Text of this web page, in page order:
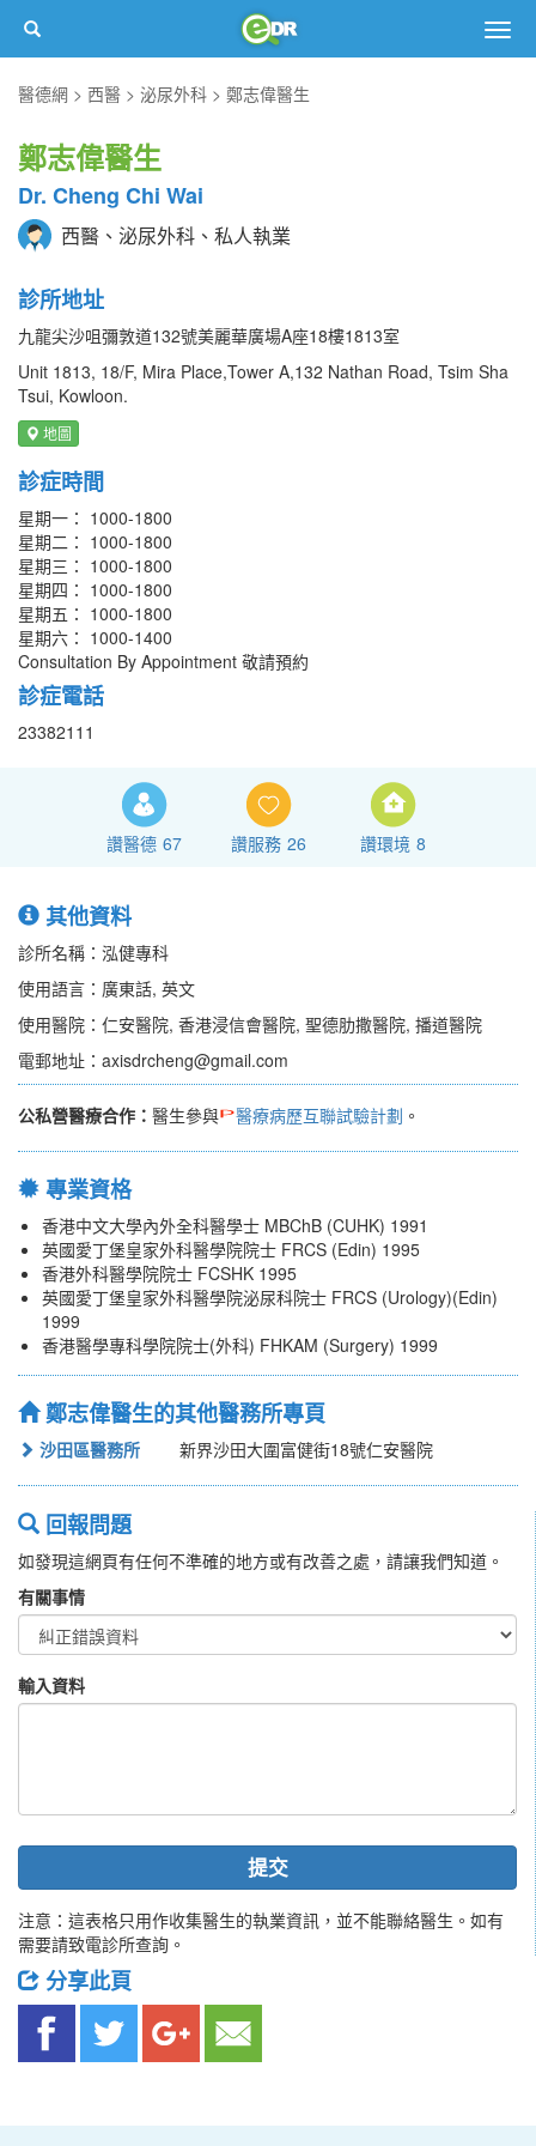
醫德網
西醫 泌尿外科 鄭志偉醫生
鄭志偉醫生
Dr. Cheng Chi Wai
西醫、泌尿外科、私人執業
診所地址
九龍尖沙咀彌敦道132號美麗華廣場A座18樓1813室
Unit 1813, 18/F, Mira Place,Tower A,132 Nathan Road, Tsim Sha
Tsui, Kowloon.
地圖
診症時間
星期一： 1000-1800
星期二： 1000-1800
星期三： 1000-1800
星期四： 1000-1800
星期五： 1000-1800
星期六： 1000-1400
Consultation By Appointment 敬請預約
診症電話
23382111
讚醫德 67 讚服務 26 讚環境 8
其他資料
診所名稱：泓健專科
使用語言：廣東話, 英文
使用醫院：仁安醫院, 香港浸信會醫院, 聖德肋撒醫院, 播道醫院
電郵地址：axisdrcheng@gmail.com
公私營醫療合作： 醫生參與 醫療病歷互聯試驗計劃 。
專業資格
香港中文大學內外全科醫學士 MBChB (CUHK) 1991
英國愛丁堡皇家外科醫學院院士 FRCS (Edin) 1995
香港外科醫學院院士 FCSHK 1995
英國愛丁堡皇家外科醫學院泌尿科院士 FRCS (Urology)(Edin)
1999
香港醫學專科學院院士(外科) FHKAM (Surgery) 1999
鄭志偉醫生的其他醫務所專頁
沙田區醫務所 新界沙田大圍富健街18號仁安醫院
回報問題
如發現這網頁有任何不準確的地方或有改善之處，請讓我們知道。
有關事情
輸入資料
提交
注意：這表格只用作收集醫生的執業資訊，並不能聯絡醫生。如有
需要請致電診所查詢。
分享此頁